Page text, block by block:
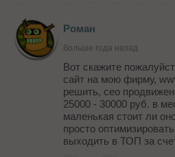
Роман
больше года назад
Вот скажите
сайт на мою фирму,
решить, сео
25000 - 30000 руб. в
маленькая стоит ли
просто
выходить в ТОП за